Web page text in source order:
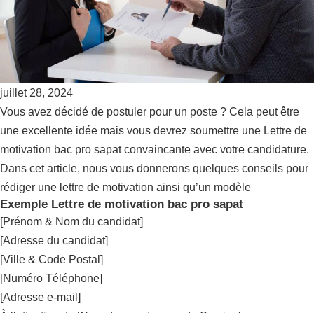
juillet 28, 2024
Vous avez décidé de postuler pour un poste ? Cela peut être
une excellente idée mais vous devrez soumettre une Lettre de
motivation bac pro sapat convaincante avec votre candidature.
Dans cet article, nous vous donnerons quelques conseils pour
rédiger une lettre de motivation ainsi qu’un modèle
Exemple Lettre de motivation bac pro sapat
[Prénom & Nom du candidat]
[Adresse du candidat]
[Ville & Code Postal]
[Numéro Téléphone]
[Adresse e-mail]